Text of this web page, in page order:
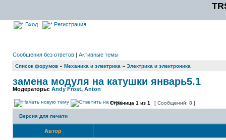
Вход Регистрация
Сообщения без ответов | Активные темы
Список форумов » Механика и электрика » Электрика и электроника
замена модуля на катушки январь5.1
Модераторы: Andy Frost, Anton
Страница 1 из 1 [ Сообщений: 8 ]
Версия для печати
Автор